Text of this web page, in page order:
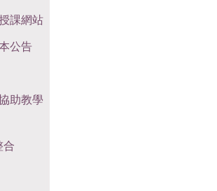
課網站
公告
助教學
合